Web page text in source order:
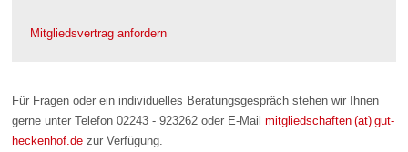
Mitgliedsvertrag anfordern
Für Fragen oder ein individuelles Beratungsgespräch stehen wir Ihnen
gerne unter Telefon 02243 - 923262 oder E-Mailmitgliedschaften (at) gut-
heckenhof.de zur Verfügung.